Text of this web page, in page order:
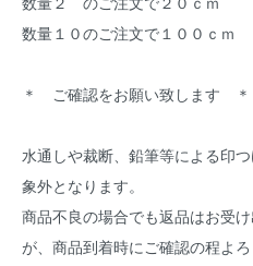
数量１０のご注文で１００ｃｍ
＊ ご確認をお願い致します ＊
水通しや裁断、鉛筆等による印
象外となります。
商品不良の場合でも返品はお受
が、商品到着時にご確認の程よろ